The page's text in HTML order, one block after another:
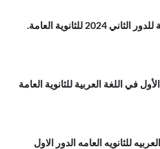
2024 للثانوية العامة.
في اللغة العربية للثانوية العامة
للثانويه العامه الدور الاول